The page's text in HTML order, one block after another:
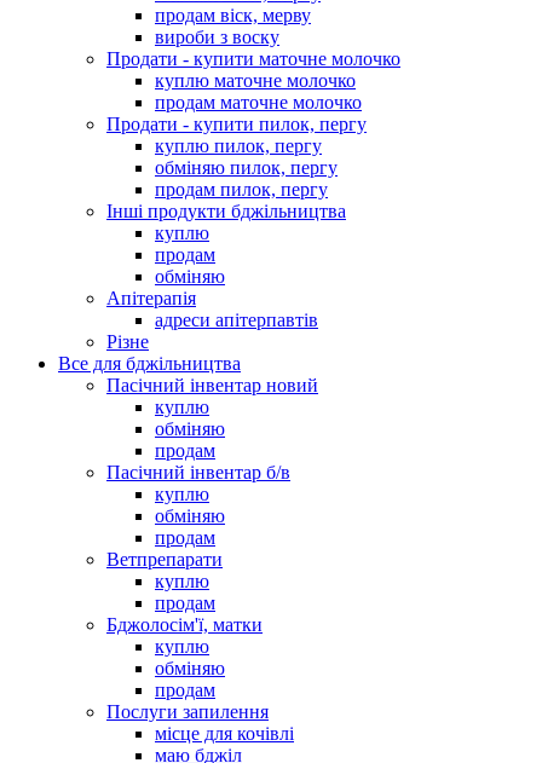
продам віск, мерву
вироби з воску
Продати - купити маточне молочко
куплю маточне молочко
продам маточне молочко
Продати - купити пилок, пергу
куплю пилок, пергу
обміняю пилок, пергу
продам пилок, пергу
Інші продукти бджільництва
куплю
продам
обміняю
Апітерапія
адреси апітерпавтів
Різне
Все для бджільництва
Пасічний інвентар новий
куплю
обміняю
продам
Пасічний інвентар б/в
куплю
обміняю
продам
Ветпрепарати
куплю
продам
Бджолосім'ї, матки
куплю
обміняю
продам
Послуги запилення
місце для кочівлі
маю бджіл